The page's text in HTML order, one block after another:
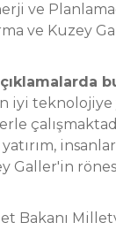
ve
ve Kuzey
iyi
Bakanı